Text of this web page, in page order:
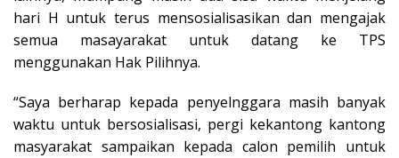
hari H untuk terus mensosialisasikan dan mengajak
semua masayarakat untuk datang ke TPS
menggunakan Hak Pilihnya.
“Saya berharap kepada penyelnggara masih banyak
waktu untuk bersosialisasi, pergi kekantong kantong
masyarakat sampaikan kepada calon pemilih untuk